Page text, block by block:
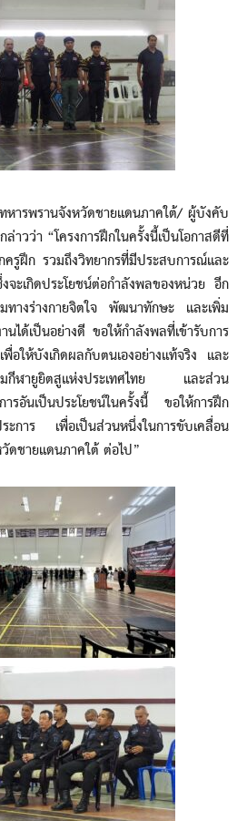
รานจังหวัดชายแดนภาคใต้/ ผู้บังคับ
วว่า “โครงการฝึกในครั้งนี้เป็นโอกาสดีที่
ครูฝึก รวมถึงวิทยากรที่มีประสบการณ์และ
ะเกิดประโยชน์ต่อกำลังพลของหน่วย อีก
มทางร่างกายจิตใจ พัฒนาทักษะ และเพิ่ม
ได้เป็นอย่างดี ขอให้กำลังพลที่เข้ารับการ
อให้บังเกิดผลกับตนเองอย่างแท้จริง และ
มกีฬายูยิตสูแห่งประเทศไทย และส่วน
ารอันเป็นประโยชน์ในครั้งนี้ ขอให้การฝึก
ะการ เพื่อเป็นส่วนหนึ่งในการขับเคลื่อน
ดชายแดนภาคใต้ ต่อไป”